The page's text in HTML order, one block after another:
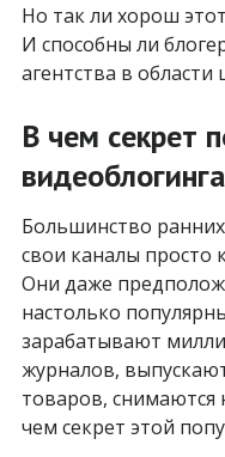
Но так ли хорош
И способны ли
агентства в
В чем секрет
Большинство
свои каналы просто
Они даже
настолько
зарабатывают
журналов,
товаров, снимаются
чем секрет этой